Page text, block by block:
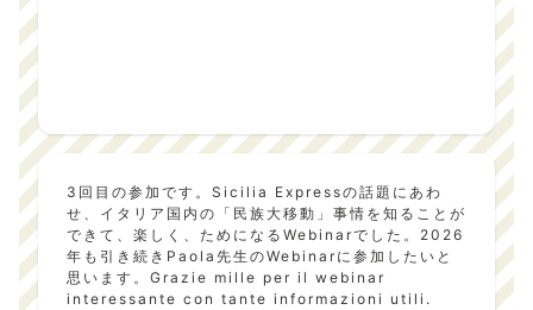
3回目の参加です。Sicilia Expressの話題にあわ
せ、イタリア国内の「民族大移動」事情を知ることが
できて、楽しく、ためになるWebinarでした。2026
年も引き続きPaola先生のWebinarに参加したいと
思います。Grazie mille per il webinar
interessante con tante informazioni utili.